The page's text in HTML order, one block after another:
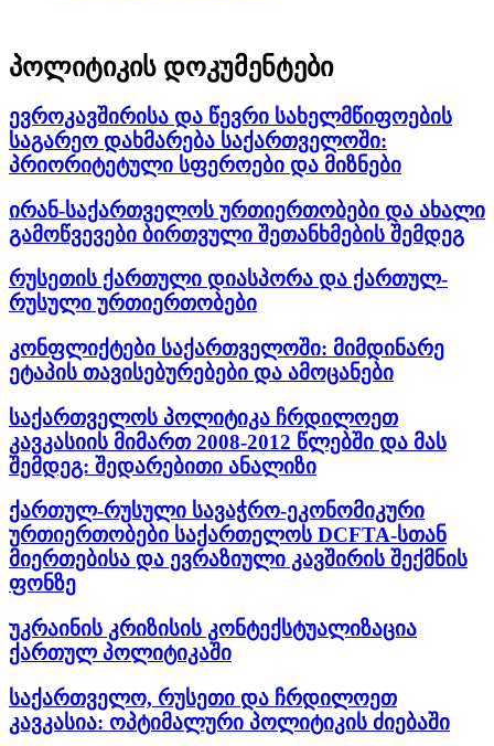
პოლიტიკის დოკუმენტები
ევროკავშირისა და წევრი სახელმწიფოების
საგარეო დახმარება საქართველოში:
პრიორიტეტული სფეროები და მიზნები
ირან-საქართველოს ურთიერთობები და ახალი
გამოწვევები ბირთვული შეთანხმების შემდეგ
რუსეთის ქართული დიასპორა და ქართულ-
რუსული ურთიერთობები
კონფლიქტები საქართველოში: მიმდინარე
ეტაპის თავისებურებები და ამოცანები
საქართველოს პოლიტიკა ჩრდილოეთ
კავკასიის მიმართ 2008-2012 წლებში და მას
შემდეგ: შედარებითი ანალიზი
ქართულ-რუსული სავაჭრო-ეკონომიკური
ურთიერთობები საქართელოს DCFTA-სთან
მიერთებისა და ევრაზიული კავშირის შექმნის
ფონზე
უკრაინის კრიზისის კონტექსტუალიზაცია
ქართულ პოლიტიკაში
საქართველო, რუსეთი და ჩრდილოეთ
კავკასია: ოპტიმალური პოლიტიკის ძიებაში